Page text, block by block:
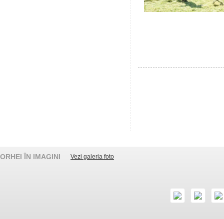
ORHEI ÎN IMAGINI Vezi galeria foto